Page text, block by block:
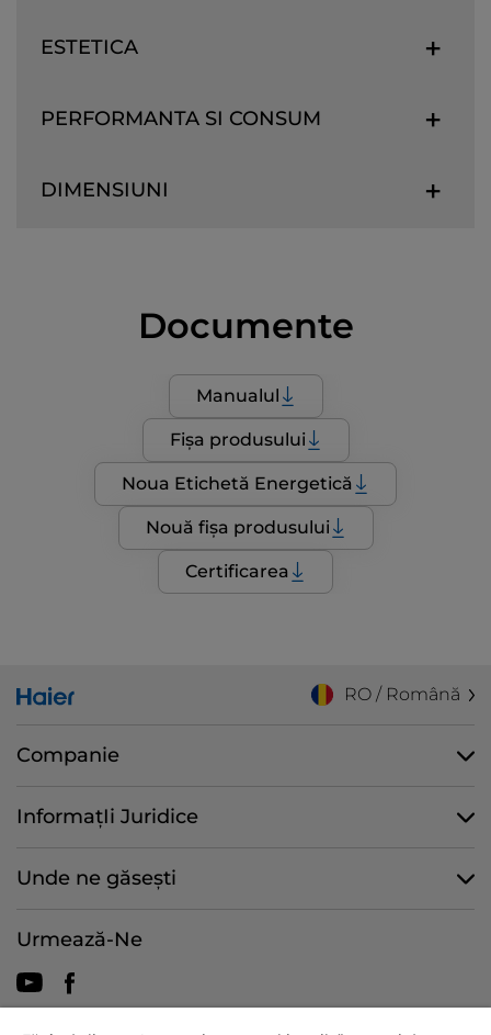
ESTETICA
PERFORMANTA SI CONSUM
DIMENSIUNI
Documente
Manualul
Fișa produsului
Noua Etichetă Energetică
Nouă fișa produsului
Certificarea
RO / Română
Companie
InformațIi Juridice
Unde ne găsești
Urmează-Ne